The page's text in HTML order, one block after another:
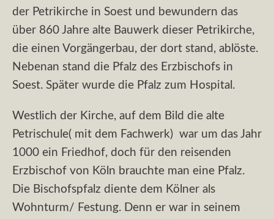
der Petrikirche in Soest und bewundern das
über 860 Jahre alte Bauwerk dieser Petrikirche,
die einen Vorgängerbau, der dort stand, ablöste.
Nebenan stand die Pfalz des Erzbischofs in
Soest. Später wurde die Pfalz zum Hospital.
Westlich der Kirche, auf dem Bild die alte
Petrischule( mit dem Fachwerk) war um das Jahr
1000 ein Friedhof, doch für den reisenden
Erzbischof von Köln brauchte man eine Pfalz.
Die Bischofspfalz diente dem Kölner als
Wohnturm/ Festung. Denn er war in seinem